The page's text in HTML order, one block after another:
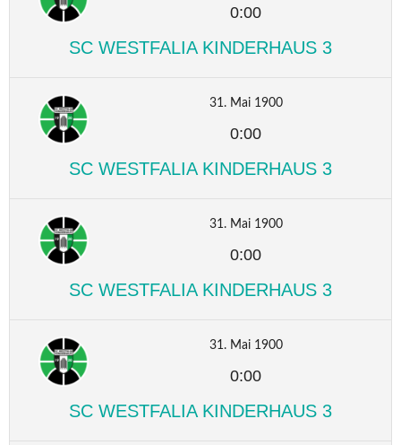
0:00
SC WESTFALIA KINDERHAUS 3
31. Mai 1900
0:00
SC WESTFALIA KINDERHAUS 3
31. Mai 1900
0:00
SC WESTFALIA KINDERHAUS 3
31. Mai 1900
0:00
SC WESTFALIA KINDERHAUS 3